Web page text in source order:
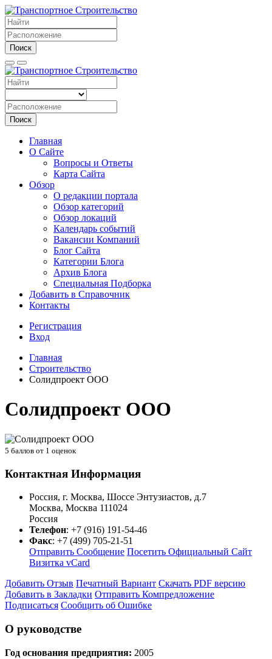
Поиск
Поиск
Главная
О Сайте
Вопросы и Ответы
Карта Сайта
Обзор
О редакции портала
Обзор категорий
Обзор локаций
Календарь событий
Вакансии Компаний
Блог Сайта
Категории Блога
Архив Блога
Специальная Подборка
Добавить в Справочник
Контакты
Регистрация
Вход
Главная
Строительство
Солидпроект ООО
Солидпроект ООО
5 баллов от 1 оценок
Контактная Информация
Россия, г. Москва, Шоссе Энтузиастов, д.7
Москва, Москва 111024
Россия
Телефон: +7 (916) 191-54-46
Факс: +7 (499) 705-21-51
Отправить Сообщение Посетить Официальный Сайт
Визитка vCard
Добавить Отзыв Печатный Вариант Скачать PDF версию
Добавить в Закладки Отправить Компредложение
Подписаться Сообщить об Ошибке
О руководстве
Год основания предприятия: 2005